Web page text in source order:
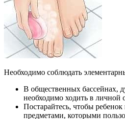
Необходимо соблюдать
В общественных бассейнах,
необходимо ходить в личной
Постарайтесь, чтобы ребенок
предметами, которыми